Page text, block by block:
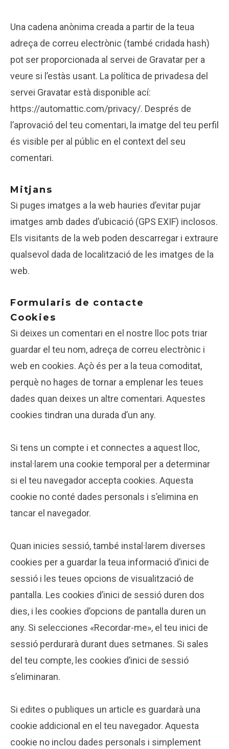
Una cadena anònima creada a partir de la teua
adreça de correu electrònic (també cridada hash)
pot ser proporcionada al servei de Gravatar per a
veure si l’estàs usant. La política de privadesa del
servei Gravatar està disponible ací:
https://automattic.com/privacy/. Després de
l’aprovació del teu comentari, la imatge del teu perfil
és visible per al públic en el context del seu
comentari.
Mitjans
Si puges imatges a la web hauries d’evitar pujar
imatges amb dades d’ubicació (GPS EXIF) inclosos.
Els visitants de la web poden descarregar i extraure
qualsevol dada de localització de les imatges de la
web.
Formularis de contacte
Cookies
Si deixes un comentari en el nostre lloc pots triar
guardar el teu nom, adreça de correu electrònic i
web en cookies. Açò és per a la teua comoditat,
perquè no hages de tornar a emplenar les teues
dades quan deixes un altre comentari. Aquestes
cookies tindran una durada d’un any.
Si tens un compte i et connectes a aquest lloc,
instal·larem una cookie temporal per a determinar
si el teu navegador accepta cookies. Aquesta
cookie no conté dades personals i s’elimina en
tancar el navegador.
Quan inicies sessió, també instal·larem diverses
cookies per a guardar la teua informació d’inici de
sessió i les teues opcions de visualització de
pantalla. Les cookies d’inici de sessió duren dos
dies, i les cookies d’opcions de pantalla duren un
any. Si selecciones «Recordar-me», el teu inici de
sessió perdurarà durant dues setmanes. Si sales
del teu compte, les cookies d’inici de sessió
s’eliminaran.
Si edites o publiques un article es guardarà una
cookie addicional en el teu navegador. Aquesta
cookie no inclou dades personals i simplement